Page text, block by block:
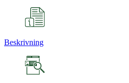
Beskrivning